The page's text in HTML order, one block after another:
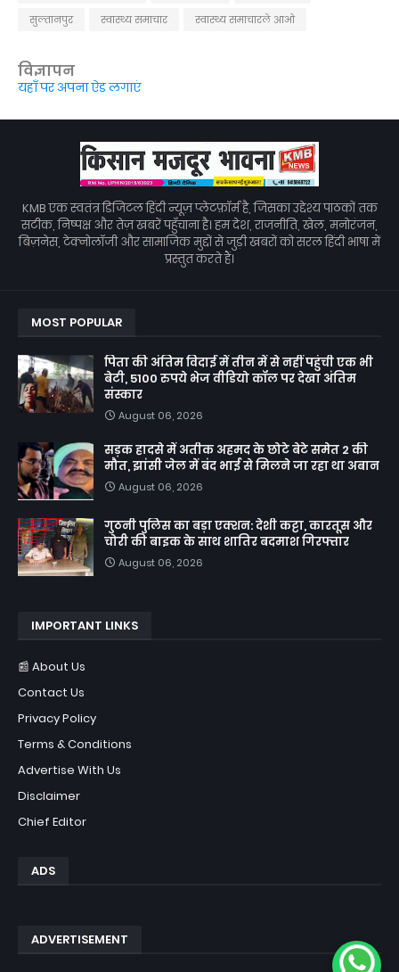
सुल्तानपुर
स्वास्थ्य समाचार स्वास्थ्य समाचारले आओ
विज्ञापन
यहाँ पर अपना ऐड लगाएं
KMB एक स्वतंत्र डिजिटल हिंदी न्यूज़ प्लेटफ़ॉर्म है, जिसका उद्देश्य पाठकों तक
सटीक, निष्पक्ष और तेज़ खबरें पहुँचाना है। हम देश, राजनीति, खेल, मनोरंजन,
बिज़नेस, टेक्नोलॉजी और सामाजिक मुद्दों से जुड़ी खबरों को सरल हिंदी भाषा में
प्रस्तुत करते हैं।
MOST POPULAR
पिता की अंतिम विदाई में तीन में से नहीं पहुंची एक भी
बेटी, 5100 रुपये भेज वीडियो कॉल पर देखा अंतिम
संस्कार
August 06, 2026
सड़क हादसे में अतीक अहमद के छोटे बेटे समेत 2 की
मौत, झांसी जेल में बंद भाई से मिलने जा रहा था अबान
August 06, 2026
गुठनी पुलिस का बड़ा एक्शन: देशी कट्टा, कारतूस और
चोरी की बाइक के साथ शातिर बदमाश गिरफ्तार
August 06, 2026
IMPORTANT LINKS
📰 About Us
Contact Us
Privacy Policy
Terms & Conditions
Advertise With Us
Disclaimer
Chief Editor
ADS
ADVERTISEMENT